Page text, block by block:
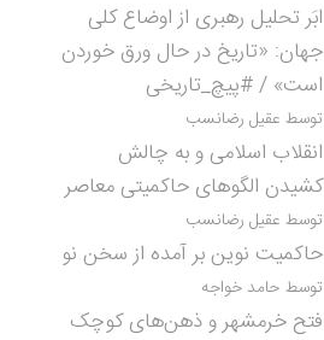
ابَر تحلیل رهبری از اوضاع کلی
جهان: «تاریخ در حال ورق خوردن
است» / #پیچ_تاریخی
توسط عقیل رضانسب
انقلاب اسلامی و به چالش
کشیدن الگوهای حاکمیتی معاصر
توسط عقیل رضانسب
حاکمیت نوین بر آمده از سخن نو
توسط حامد خواجه
فتح خرمشهر و ذهن‌های کوچک